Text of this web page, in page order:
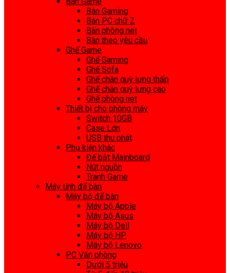
Bàn Gaming
Bàn PC chữ Z
Bàn phòng net
Bàn theo yêu cầu
Ghế Game
Ghế Gaming
Ghế Sofa
Ghế chân quỳ lưng thấp
Ghế chân quỳ lưng cao
Ghế phòng net
Thiết bị cho phòng máy
Switch 10GB
Case Lớn
USB thu phát
Phụ kiện khác
Đế bắt Mainboard
Nút nguồn
Tranh Game
Máy tính để bàn
Máy bộ để bàn
Máy bộ Apple
Máy bộ Asus
Máy bộ Dell
Máy bộ HP
Máy bộ Lenovo
PC Văn phòng
Dưới 5 triệu